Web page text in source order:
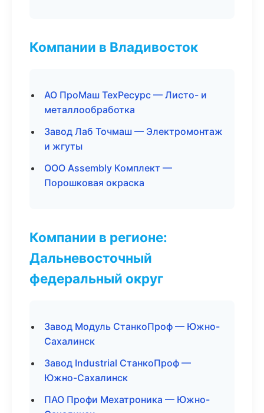
Компании в Владивосток
АО ПроМаш ТехРесурс — Листо- и
металлообработка
Завод Лаб Точмаш — Электромонтаж
и жгуты
ООО Assembly Комплект —
Порошковая окраска
Компании в регионе:
Дальневосточный
федеральный округ
Завод Модуль СтанкоПроф — Южно-
Сахалинск
Завод Industrial СтанкоПроф —
Южно-Сахалинск
ПАО Профи Мехатроника — Южно-